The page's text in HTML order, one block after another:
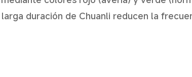
duración de Chuanli reducen la